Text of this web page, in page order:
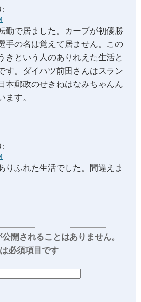
:
勤で居ました。カープが初優勝
手の名は覚えて居ません。この
きという人のありれえた生活と
す。ダイハツ前田さんはスラン
本郵政のせきねはなみちゃんん
ます。
:
りふれた生活でした。間違えま
開されることはありません。
必須項目です